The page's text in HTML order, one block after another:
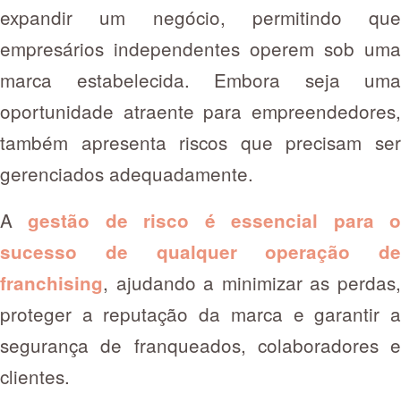
expandir um negócio, permitindo que
empresários independentes operem sob uma
marca estabelecida. Embora seja uma
oportunidade atraente para empreendedores,
também apresenta riscos que precisam ser
gerenciados adequadamente.
A gestão de risco é essencial para o
sucesso de qualquer operação de
franchising, ajudando a minimizar as perdas,
proteger a reputação da marca e garantir a
segurança de franqueados, colaboradores e
clientes.